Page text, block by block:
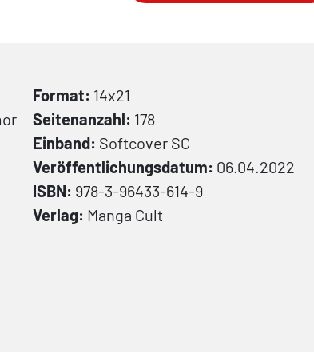
Format: 14x21
Seitenanzahl: 178
Einband: Softcover SC
Veröffentlichungsdatum: 06.04.2022
ISBN: 978-3-96433-614-9
Verlag: Manga Cult